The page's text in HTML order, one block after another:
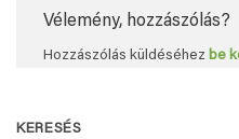
Vélemény, hozzászólás?
Hozzászólás küldéséhez be
KERESÉS